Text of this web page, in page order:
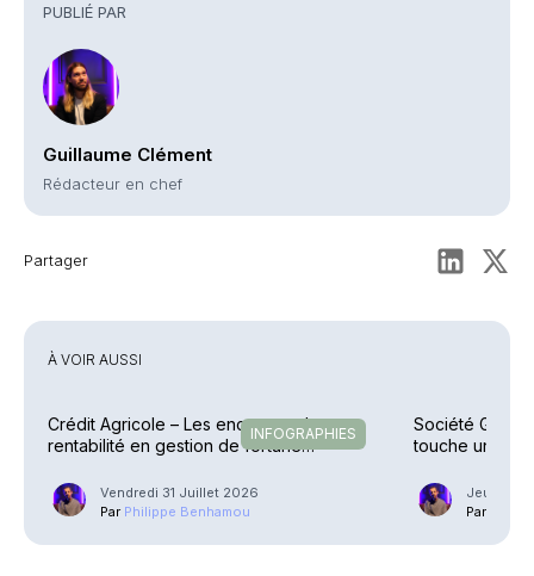
PUBLIÉ PAR
Guillaume Clément
Rédacteur en chef
Partager
À VOIR AUSSI
INFOGRAPHIES
Crédit Agricole – Les encours et la
rentabilité en gestion de fortune
Vendredi 31 Juillet 2026
Par Philippe Benhamou
Société
touche un
Jeudi 30
Par